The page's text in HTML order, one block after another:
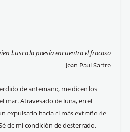
busca la poesía encuentra el fracaso
Jean Paul Sartre
de antemano, me dicen los
mar. Atravesado de luna, en el
expulsado hacia el más extraño de
de mi condición de desterrado,